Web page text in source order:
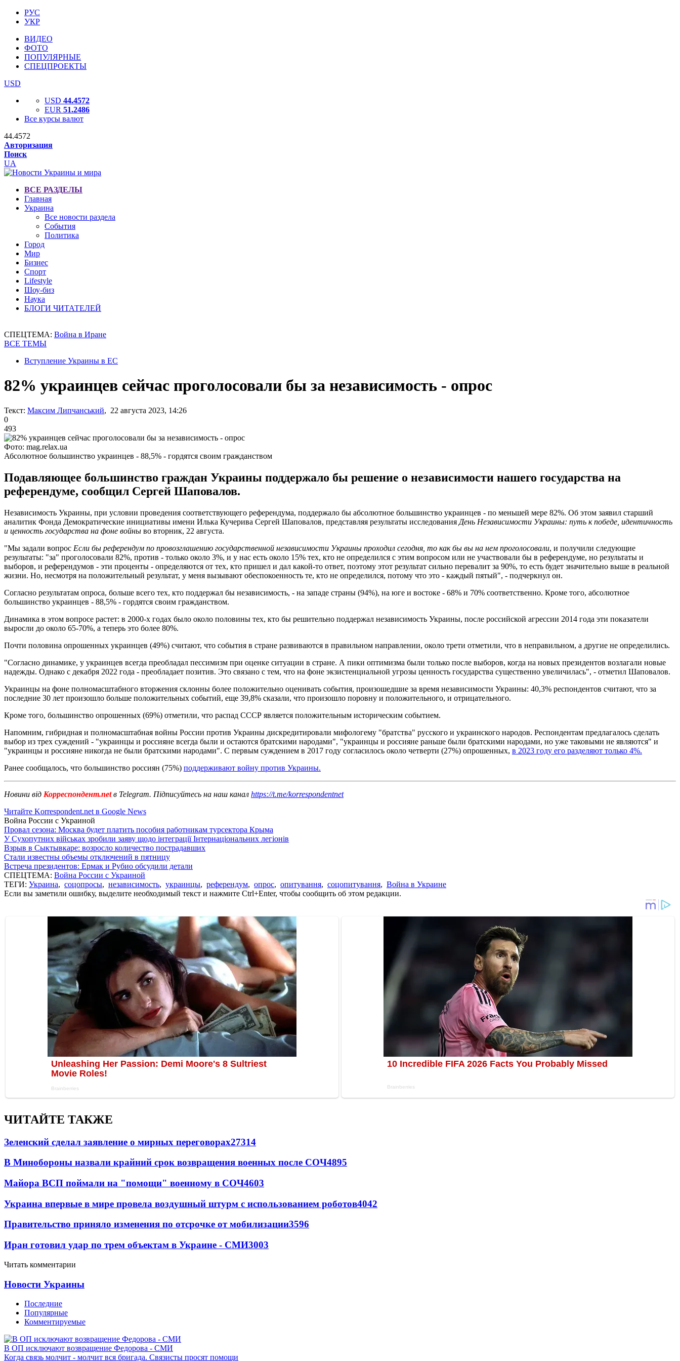
РУС
УКР
ВИДЕО
ФОТО
ПОПУЛЯРНЫЕ
СПЕЦПРОЕКТЫ
USD
USD 44.4572
EUR 51.2486
Все курсы валют
44.4572
Авторизация
Поиск
UA
ВСЕ РАЗДЕЛЫ
Главная
Украина
Все новости раздела
События
Политика
Город
Мир
Бизнес
Спорт
Lifestyle
Шоу-биз
Наука
БЛОГИ ЧИТАТЕЛЕЙ
СПЕЦТЕМА: Война в Иране
ВСЕ ТЕМЫ
Вступление Украины в ЕС
82% украинцев сейчас проголосовали бы за независимость - опрос
Текст: Максим Липчанський, 22 августа 2023, 14:26
0
493
Фото: mag.relax.ua
Абсолютное большинство украинцев - 88,5% - гордятся своим гражданством
Подавляющее большинство граждан Украины поддержало бы решение о независимости нашего государства на
референдуме, сообщил Сергей Шаповалов.
Независимость Украины, при условии проведения соответствующего референдума, поддержало бы абсолютное большинство украинцев - по меньшей мере 82%. Об этом заявил старший
аналитик Фонда Демократические инициативы имени Илька Кучерива Сергей Шаповалов, представляя результаты исследования День Независимости Украины: путь к победе, идентичность
и ценность государства на фоне войны во вторник, 22 августа.
"Мы задали вопрос Если бы референдум по провозглашению государственной независимости Украины проходил сегодня, то как бы вы на нем проголосовали, и получили следующие
результаты: "за" проголосовали 82%, против - только около 3%, и у нас есть около 15% тех, кто не определился с этим вопросом или не участвовали бы в референдуме, но результаты и
выборов, и референдумов - эти проценты - определяются от тех, кто пришел и дал какой-то ответ, поэтому этот результат сильно перевалит за 90%, то есть будет значительно выше в реальной
жизни. Но, несмотря на положительный результат, у меня вызывают обеспокоенность те, кто не определился, потому что это - каждый пятый", - подчеркнул он.
Согласно результатам опроса, больше всего тех, кто поддержал бы независимость, - на западе страны (94%), на юге и востоке - 68% и 70% соответственно. Кроме того, абсолютное
большинство украинцев - 88,5% - гордятся своим гражданством.
Динамика в этом вопросе растет: в 2000-х годах было около половины тех, кто бы решительно поддержал независимость Украины, после российской агрессии 2014 года эти показатели
выросли до около 65-70%, а теперь это более 80%.
Почти половина опрошенных украинцев (49%) считают, что события в стране развиваются в правильном направлении, около трети отметили, что в неправильном, а другие не определились.
"Согласно динамике, у украинцев всегда преобладал пессимизм при оценке ситуации в стране. А пики оптимизма были только после выборов, когда на новых президентов возлагали новые
надежды. Однако с декабря 2022 года - преобладает позитив. Это связано с тем, что на фоне экзистенциальной угрозы ценность государства существенно увеличилась", - отметил Шаповалов.
Украинцы на фоне полномасштабного вторжения склонны более положительно оценивать события, произошедшие за время независимости Украины: 40,3% респондентов считают, что за
последние 30 лет произошло больше положительных событий, еще 39,8% сказали, что произошло поровну и положительного, и отрицательного.
Кроме того, большинство опрошенных (69%) отметили, что распад СССР является положительным историческим событием.
Напомним, гибридная и полномасштабная войны России против Украины дискредитировали мифологему "братства" русского и украинского народов. Респондентам предлагалось сделать
выбор из трех суждений - "украинцы и россияне всегда были и остаются братскими народами", "украинцы и россияне раньше были братскими народами, но уже таковыми не являются" и
"украинцы и россияне никогда не были братскими народами". С первым суждением в 2017 году согласилось около четверти (27%) опрошенных, в 2023 году его разделяют только 4%.
Ранее сообщалось, что большинство россиян (75%) поддерживают войну против Украины.
Новини від Корреспондент.netв Telegram. Підписуйтесь на наш канал https://t.me/korrespondentnet
Читайте Korrespondent.net в Google News
Война России с Украиной
Провал сезона: Москва будет платить пособия работникам турсектора Крыма
У Сухопутних військах зробили заяву щодо інтеграції Інтернаціональних легіонів
Взрыв в Сыктывкаре: возросло количество пострадавших
Стали известны объемы отключений в пятницу
Встреча президентов: Ермак и Рубио обсудили детали
СПЕЦТЕМА: Война России с Украиной
ТЕГИ: Украина, соцопросы, независимость, украинцы, референдум, опрос, опитування, соцопитування, Война в Украине
Если вы заметили ошибку, выделите необходимый текст и нажмите Ctrl+Enter, чтобы сообщить об этом редакции.
ЧИТАЙТЕ ТАКЖЕ
Зеленский сделал заявление о мирных переговорах27314
В Минобороны назвали крайний срок возвращения военных после СОЧ4895
Майора ВСП поймали на "помощи" военному в СОЧ4603
Украина впервые в мире провела воздушный штурм с использованием роботов4042
Правительство приняло изменения по отсрочке от мобилизации3596
Иран готовил удар по трем объектам в Украине - СМИ3003
Читать комментарии
Новости Украины
Последние
Популярные
Комментируемые
В ОП исключают возвращение Федорова - СМИ
Когда связь молчит - молчит вся бригада. Связисты просят помощи